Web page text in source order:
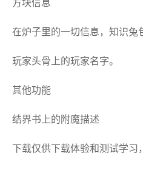
在炉子里的一切信息，知识兔
玩家头骨上的玩家名字。
其他功能
结界书上的附魔描述
下载仅供下载体验和测试学习